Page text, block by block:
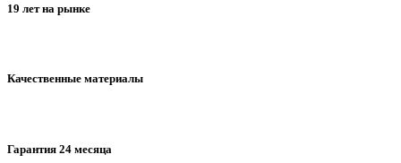
19 лет на рынке
Качественные материалы
Гарантия 24 месяца